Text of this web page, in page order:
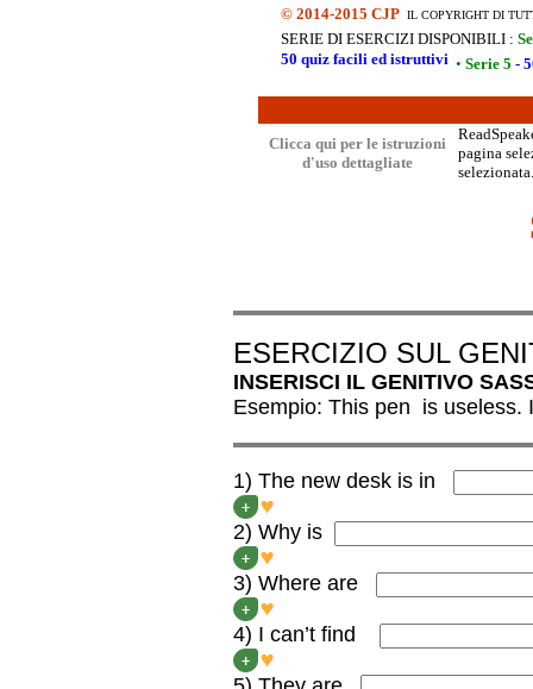
© 2014-2015 CJP IL COPYRIGHT DI
SERIE DI ESERCIZI DISPONIBILI :
50 quiz facili ed istruttivi • Serie 5 -
Clicca qui per le istruzioni
d'uso dettagliate
pagina
ESERCIZIO SUL
INSERISCI IL GENITIVO
Esempio: This pen is useless.
1) The new desk is in
+
2) Why is
+
3) Where are
+
4) I can’t find
+